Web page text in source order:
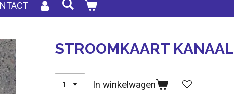
STROOMKAART KANAAL
In winkelwagen